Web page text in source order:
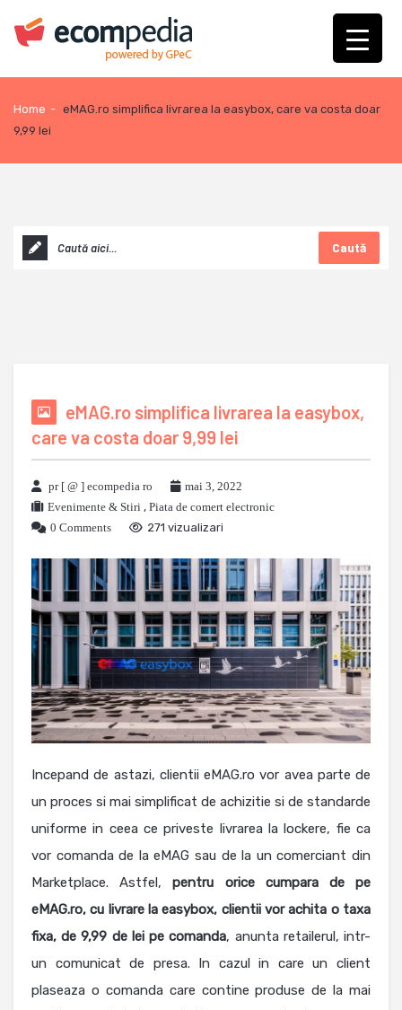
Home - eMAG.ro simplifica livrarea la easybox, care va costa doar
9,99 lei
Caută
eMAG.ro simplifica livrarea la easybox,
care va costa doar 9,99 lei
pr [ @ ] ecompedia ro
mai 3, 2022
Evenimente & Stiri , Piata de comert electronic
0 Comments
271 vizualizari
Incepand de astazi, clientii eMAG.ro vor avea parte de
un proces si mai simplificat de achizitie si de standarde
uniforme in ceea ce priveste livrarea la lockere, fie ca
vor comanda de la eMAG sau de la un comerciant din
Marketplace. Astfel,pentru orice cumpara de pe
eMAG.ro, cu livrare la easybox, clientii vor achita o taxa
fixa, de 9,99 de lei pe comanda, anunta retailerul, intr-
un comunicat de presa. In cazul in care un client
plaseaza o comanda care contine produse de la mai